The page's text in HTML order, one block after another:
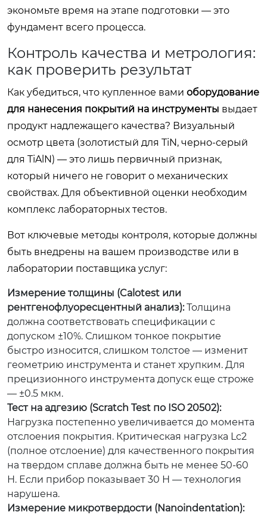
экономьте время на этапе подготовки — это
фундамент всего процесса.
Контроль качества и метрология:
как проверить результат
Как убедиться, что купленное вами оборудование
для нанесения покрытий на инструменты выдает
продукт надлежащего качества? Визуальный
осмотр цвета (золотистый для TiN, черно-серый
для TiAlN) — это лишь первичный признак,
который ничего не говорит о механических
свойствах. Для объективной оценки необходим
комплекс лабораторных тестов.
Вот ключевые методы контроля, которые должны
быть внедрены на вашем производстве или в
лаборатории поставщика услуг:
Измерение толщины (Calotest или
рентгенофлуоресцентный анализ):Толщина
должна соответствовать спецификации с
допуском ±10%. Слишком тонкое покрытие
быстро износится, слишком толстое — изменит
геометрию инструмента и станет хрупким. Для
прецизионного инструмента допуск еще строже
— ±0.5 мкм.
Тест на адгезию (Scratch Test по ISO 20502):
Нагрузка постепенно увеличивается до момента
отслоения покрытия. Критическая нагрузка Lc2
(полное отслоение) для качественного покрытия
на твердом сплаве должна быть не менее 50-60
Н. Если прибор показывает 30 Н — технология
нарушена.
Измерение микротвердости (Nanoindentation):